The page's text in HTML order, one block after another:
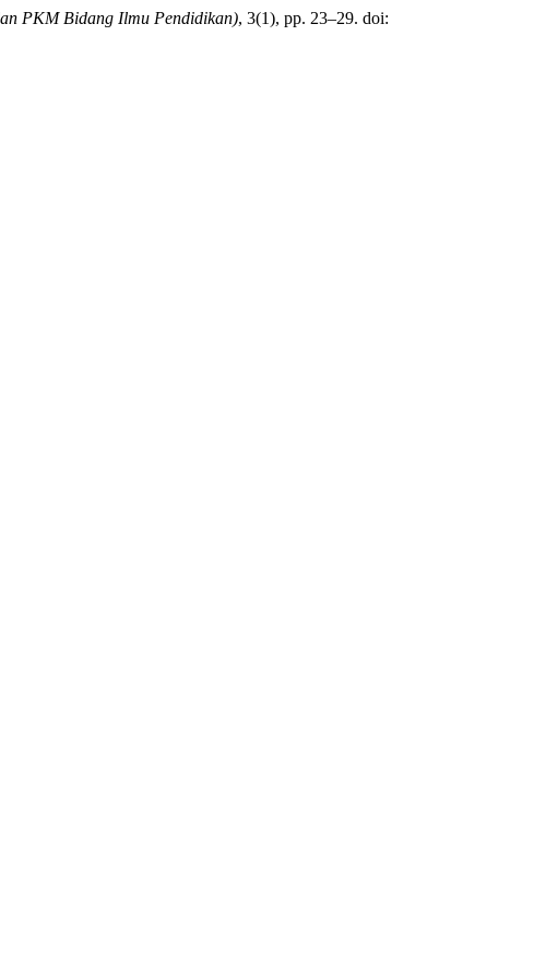
PKM Bidang Ilmu Pendidikan), 3(1), pp. 23–29. doi: